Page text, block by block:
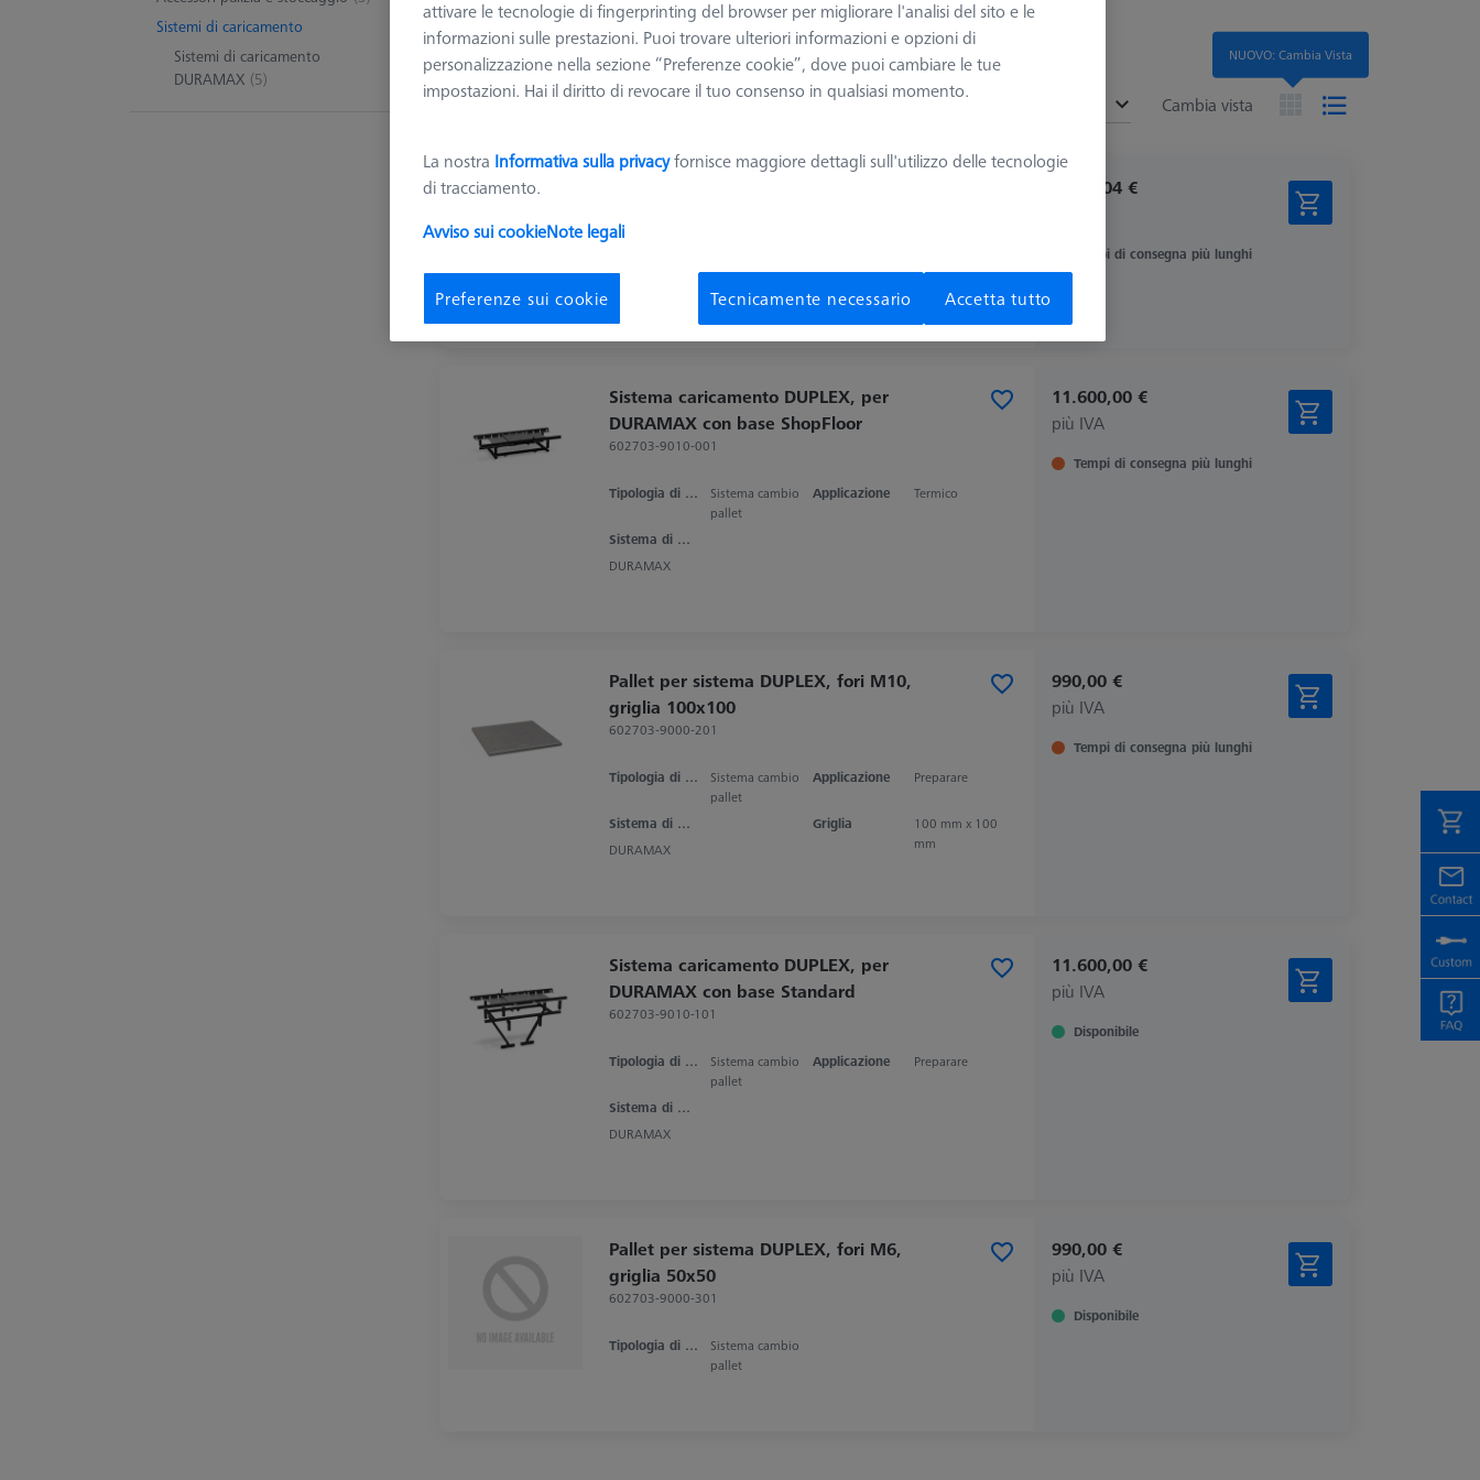
Sistemi di caricamento
Sistemi di caricamento
DURAMAX (5)
Maggiori informazioni su Sistemi di caricamento
5 Prodotti Cambia vista
Ordinare
Recommended
1.612,04 €
Tempi di consegna più lunghi
Sistema caricamento DUPLEX, per
DURAMAX con base ShopFloor
602703-9010-001
Tipologia di prodotto
Sistema cambio
pallet
Applicazione Termico
Sistema di misura
DURAMAX
11.600,00 €
più IVA
Tempi di consegna più lunghi
Pallet per sistema DUPLEX, fori M10,
griglia 100x100
602703-9000-201
Tipologia di prodotto
Sistema cambio
pallet
Applicazione Preparare
Sistema di misura
DURAMAX
Griglia
100 mm x 100
mm
990,00 €
più IVA
Tempi di consegna più lunghi
Sistema caricamento DUPLEX, per
DURAMAX con base Standard
602703-9010-101
Tipologia di prodotto
Sistema cambio
pallet
Applicazione Preparare
Sistema di misura
DURAMAX
11.600,00 €
più IVA
Disponibile
Pallet per sistema DUPLEX, fori M6,
griglia 50x50
602703-9000-301
Tipologia di prodotto
Sistema cambio
pallet
990,00 €
più IVA
Disponibile
NUOVO: Cambia Vista
attivare le tecnologie di fingerprinting del browser per migliorare l'analisi del sito e le
informazioni sulle prestazioni. Puoi trovare ulteriori informazioni e opzioni di
personalizzazione nella sezione “Preferenze cookie”, dove puoi cambiare le tue
impostazioni. Hai il diritto di revocare il tuo consenso in qualsiasi momento.
La nostra Informativa sulla privacyfornisce maggiore dettagli sull'utilizzo delle tecnologie
di tracciamento.
Avviso sui cookieNote legali
Preferenze sui cookie Tecnicamente necessario Accetta tutto